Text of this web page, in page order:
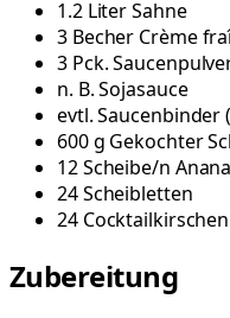
1.2 LiterSahne
3 Becher Crème
3 Pck.
n. B.Sojasauce
evtl.Saucenbinder(
600g Gekochter
12Scheibe/n
24Scheibletten
24 Cocktailkirschen
Zubereitung